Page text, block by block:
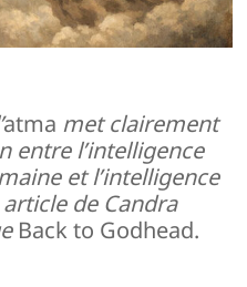
atma met clairement
entre l’intelligence
et l’intelligence
article de Candra
Back to Godhead.